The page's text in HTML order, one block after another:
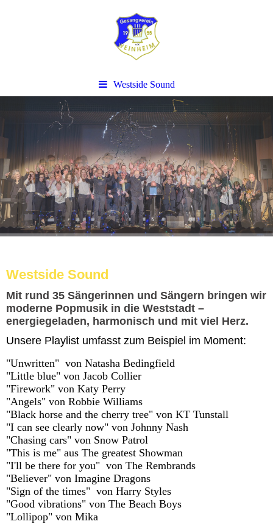
Westside Sound
Westside Sound
Mit rund 35 Sängerinnen und Sängern bringen wir
moderne Popmusik in die Weststadt –
energiegeladen, harmonisch und mit viel Herz.​
Unsere Playlist umfasst zum Beispiel im Moment:
"Unwritten" von Natasha Bedingfield
"Little blue" von Jacob Collier
"Firework" von Katy Perry
"Angels" von Robbie Williams
"Black horse and the cherry tree" von KT Tunstall
"I can see clearly now" von Johnny Nash
"Chasing cars" von Snow Patrol
"This is me" aus The greatest Showman
"I'll be there for you" von The Rembrands
"Believer" von Imagine Dragons
"Sign of the times" von Harry Styles
"Good vibrations" von The Beach Boys
"Lollipop" von Mika